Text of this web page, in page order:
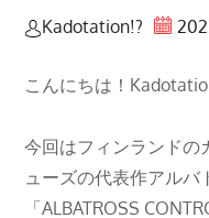
Kadotation!?
こんにちは！
今回はフィンランドの
ューズの代表作アルバ
「ALBATROSS